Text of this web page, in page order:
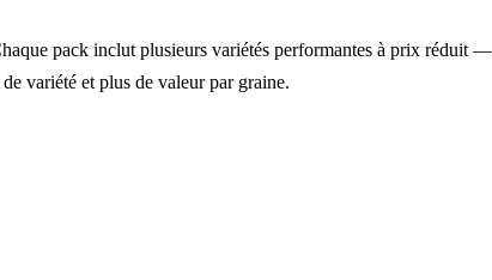
pack inclut plusieurs variétés performantes à prix
variété et plus de valeur par graine.